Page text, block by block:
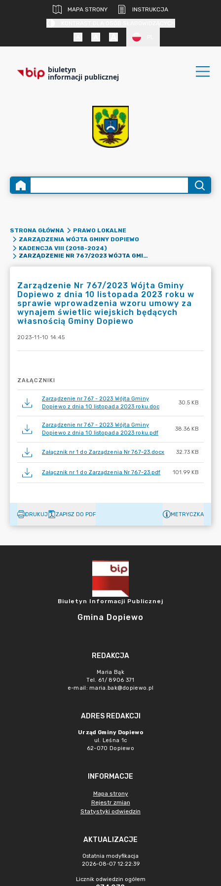
MAPA STRONY
INSTRUKCJA
biuletyn
informacji publicznej
STRONA GŁÓWNA
PRAWO LOKALNE
ZARZĄDZENIA WÓJTA GMINY DOPIEWO
KADENCJA VIII (2018-2024)
ZARZĄDZENIE NR 767/2023 WÓJTA GMINY DOPIEWO Z DNIA 10 LISTOPADA 2023 ROKU W SPRAWIE WPROWADZENIA WZORU UMOWY ZA WYNAJEM ŚWIETLIC WIEJSKICH BĘDĄCYCH WŁASNOŚCIĄ GMINY DOPIEWO
Zarządzenie Nr 767/2023 Wójta Gminy
Dopiewo z dnia 10 listopada 2023 roku w
sprawie wprowadzenia wzoru umowy za
wynajem świetlic wiejskich będących
własnością Gminy Dopiewo
2023-11-10 14:45
ZAŁĄCZNIKI
Zarządzenie nr 767 - 2023 Wójta Gminy
Dopiewo z dnia 10 listopada 2023 roku.doc
30.5 KB
Zarządzenie nr 767 - 2023 Wójta Gminy
Dopiewo z dnia 10 listopada 2023 roku.pdf
38.36 KB
Załącznik nr 1 do Zarządzenia Nr 767-23.docx 32.73 KB
Załącznik nr 1 do Zarządzenia Nr 767-23.pdf 101.99 KB
DRUKUJ ZAPISZ DO PDF METRYCZKA
Biuletyn Informacji Publicznej
Gmina Dopiewo
REDAKCJA
Maria Bąk
Tel. 61/ 8906 371
e-mail: maria.bak@dopiewo.pl
ADRES REDAKCJI
Urząd Gminy Dopiewo
ul. Leśna 1c
62-070 Dopiewo
INFORMACJE
Mapa strony
Rejestr zmian
Statystyki odwiedzin
AKTUALIZACJE
Ostatnia modyfikacja
2026-08-07 12:22:39
Licznik odwiedzin ogółem